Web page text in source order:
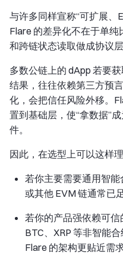
与许多同样宣称“可扩展、
Flare 的差异化不在于单纯
和跨链状态读取做成协议层
多数公链上的 dApp 若要
结果，往往依赖第三方预
化，会把信任风险外移。
置到基础层，使“拿数据”
件。
因此，在选型上可以这样理
若你主要需要通用智能
或其他 EVM 链通常已
若你的产品强依赖可信
BTC、XRP 等非智能
Flare 的架构更贴近需